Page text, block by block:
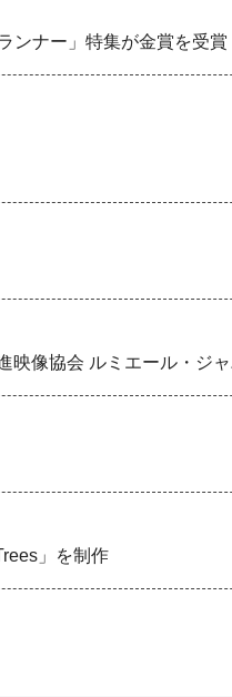
ンナー」特集が金賞を受賞
映像協会 ルミエール・ジ
」を制作